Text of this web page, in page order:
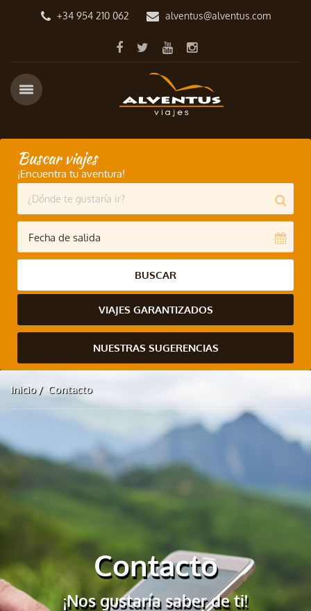
+34 954 210 062 alventus@alventus.com
Buscar viajes
¡Encuentra tu aventura!
BUSCAR
VIAJES GARANTIZADOS
NUESTRAS SUGERENCIAS
Inicio Contacto
Contacto
¡Nos gustaría saber de ti!